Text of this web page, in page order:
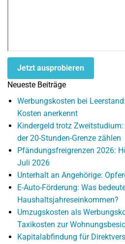
Jetzt ausprobieren
Neueste Beiträge
Werbungskosten bei
Kosten anerkennt
Kindergeld trotz
der 20-Stunden-Grenze zählen
Pfändungsfreigrenzen 2026:
Juli 2026
Unterhalt an Angehörige:
E-Auto-Förderung: Was
Haushaltsjahreseinkommen?
Umzugskosten als
Taxikosten zur
Kapitalabfindung für